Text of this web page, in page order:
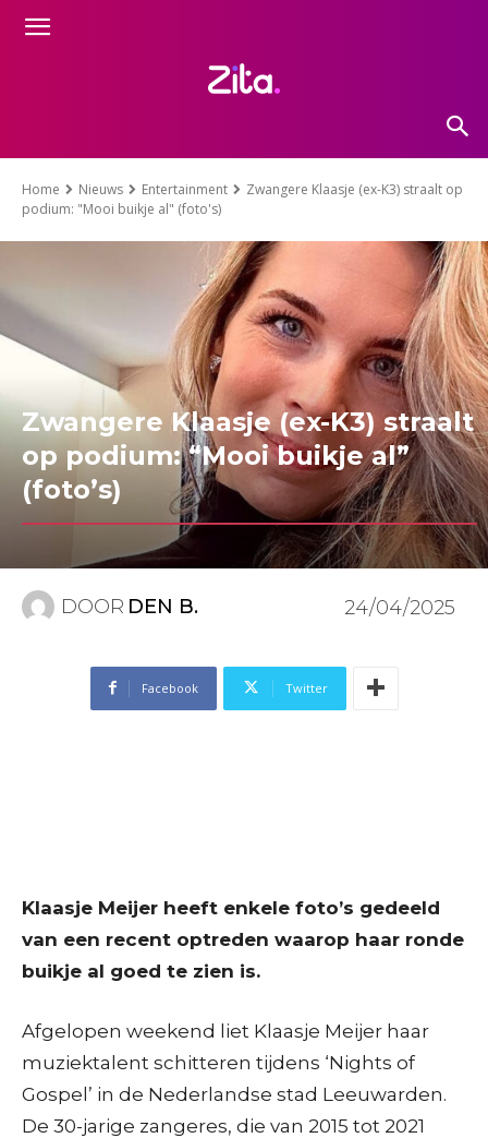
Home Nieuws Entertainment
Zwangere Klaasje (ex-K3) straalt op
podium: "Mooi buikje al" (foto's)
Zwangere Klaasje (ex-K3) straalt
op podium: “Mooi buikje al”
(foto’s)
DOOR DEN B. 24/04/2025
Facebook Twitter
Klaasje Meijer heeft enkele foto’s gedeeld
van een recent optreden waarop haar ronde
buikje al goed te zien is.
Afgelopen weekend liet Klaasje Meijer haar
muziektalent schitteren tijdens ‘Nights of
Gospel’ in de Nederlandse stad Leeuwarden.
De 30-jarige zangeres, die van 2015 tot 2021